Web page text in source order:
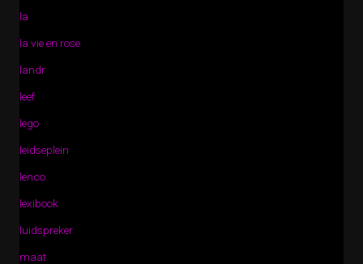
la
la vie en rose
landr
leef
lego
leidseplein
lenco
lexibook
luidspreker
maat